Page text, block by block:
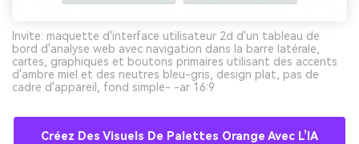
Invite: maquette d'interface utilisateur 2d d'un tableau de
bord d'analyse web avec navigation dans la barre latérale,
cartes, graphiques et boutons primaires utilisant des accents
d'ambre miel et des neutres bleu-gris, design plat, pas de
cadre d'appareil, fond simple- -ar 16:9
Créez Des Visuels De Palettes Orange Avec L’IA